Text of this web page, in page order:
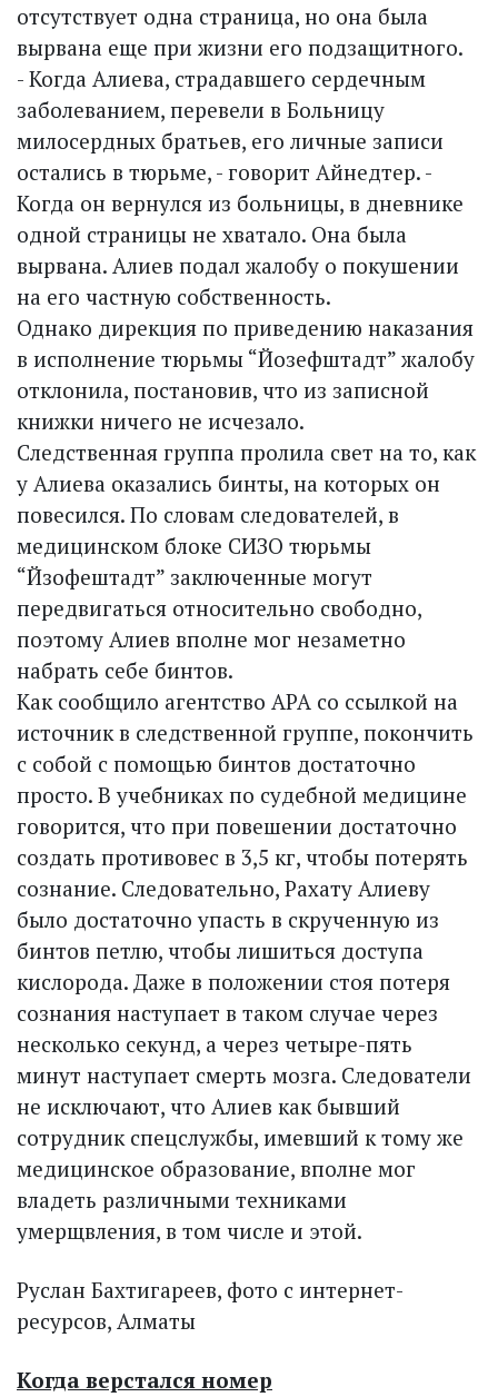
отсутствует одна страница, но она была
вырвана еще при жизни его подзащитного.
- Когда Алиева, страдавшего сердечным
заболеванием, перевели в Больницу
милосердных братьев, его личные записи
остались в тюрьме, - говорит Айнедтер. -
Когда он вернулся из больницы, в дневнике
одной страницы не хватало. Она была
вырвана. Алиев подал жалобу о покушении
на его частную собственность.
Однако дирекция по приведению наказания
в исполнение тюрьмы “Йозефштадт” жалобу
отклонила, постановив, что из записной
книжки ничего не исчезало.
Следственная группа пролила свет на то, как
у Алиева оказались бинты, на которых он
повесился. По словам следователей, в
медицинском блоке СИЗО тюрьмы
“Йзофештадт” заключенные могут
передвигаться относительно свободно,
поэтому Алиев вполне мог незаметно
набрать себе бинтов.
Как сообщило агентство АРА со ссылкой на
источник в следственной группе, покончить
с собой с помощью бинтов достаточно
просто. В учебниках по судебной медицине
говорится, что при повешении достаточно
создать противовес в 3,5 кг, чтобы потерять
сознание. Следовательно, Рахату Алиеву
было достаточно упасть в скрученную из
бинтов петлю, чтобы лишиться доступа
кислорода. Даже в положении стоя потеря
сознания наступает в таком случае через
несколько секунд, а через четыре-пять
минут наступает смерть мозга. Следователи
не исключают, что Алиев как бывший
сотрудник спецслужбы, имевший к тому же
медицинское образование, вполне мог
владеть различными техниками
умерщвления, в том числе и этой.
Руслан Бахтигареев, фото с интернет-
ресурсов, Алматы
Когда верстался номер